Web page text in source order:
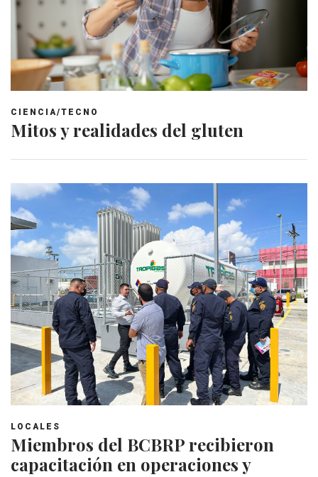
CIENCIA/TECNO
Mitos y realidades del gluten
LOCALES
Miembros del BCBRP recibieron
capacitación en operaciones y